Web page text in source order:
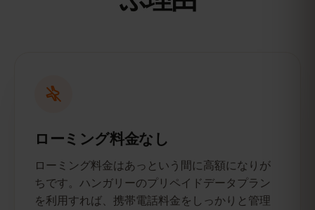
ローミング料金なし
ローミング料金はあっという間に高額になりが
ちです。ハンガリーのプリペイドデータプラン
を利用すれば、携帯電話料金をしっかりと管理